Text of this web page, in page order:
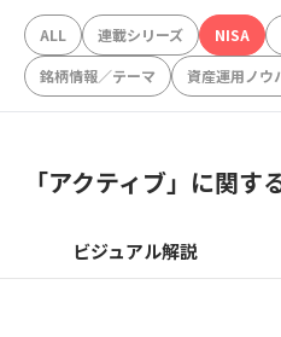
ALL 連載シリーズ NISA
銘柄情報／テーマ
資産運用ノウ
「アクティブ」に関す
ビジュアル解説